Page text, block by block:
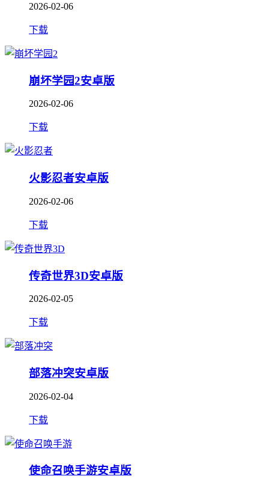
2026-02-06
下载
崩坏学园2安卓版
2026-02-06
下载
火影忍者安卓版
2026-02-06
下载
传奇世界3D安卓版
2026-02-05
下载
部落冲突安卓版
2026-02-04
下载
使命召唤手游安卓版